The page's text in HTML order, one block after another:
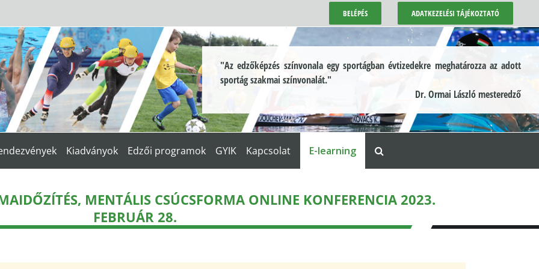
BELÉPÉS ADATKEZELÉSI TÁJÉKOZTATÓ
"Az edzőképzés színvonala egy sportágban évtizedekre meghatározza az adott
sportág szakmai színvonalát."
Dr. Ormai László mesteredző
Kiadványok Edzői programok GYIK Kapcsolat E-learning
MENTÁLIS CSÚCSFORMA ONLINE KONFERENCIA 2023.
FEBRUÁR 28.